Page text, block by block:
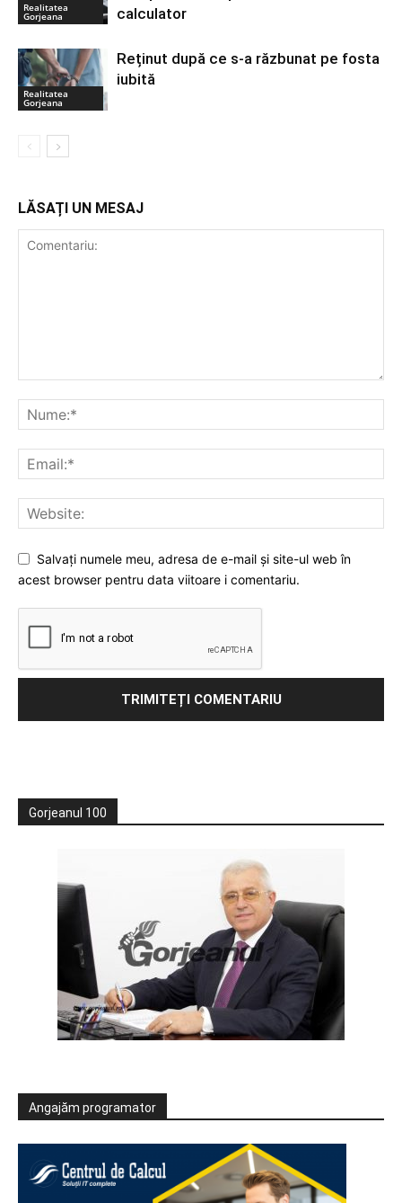
Realitatea
Gorjeana
calculator
Realitatea
Gorjeana
Reținut după ce s-a răzbunat pe fosta
iubită
LĂSAȚI UN MESAJ
Salvați numele meu, adresa de e-mail și site-ul web în
acest browser pentru data viitoare i comentariu.
Gorjeanul 100
Angajăm programator